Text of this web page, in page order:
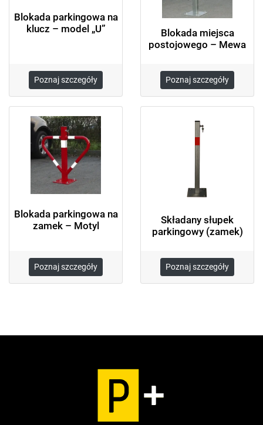
Blokada parkingowa na
klucz – model „U”
Poznaj szczegóły
Blokada miejsca
postojowego – Mewa
Poznaj szczegóły
Blokada parkingowa na
zamek – Motyl
Poznaj szczegóły
Składany słupek
parkingowy (zamek)
Poznaj szczegóły